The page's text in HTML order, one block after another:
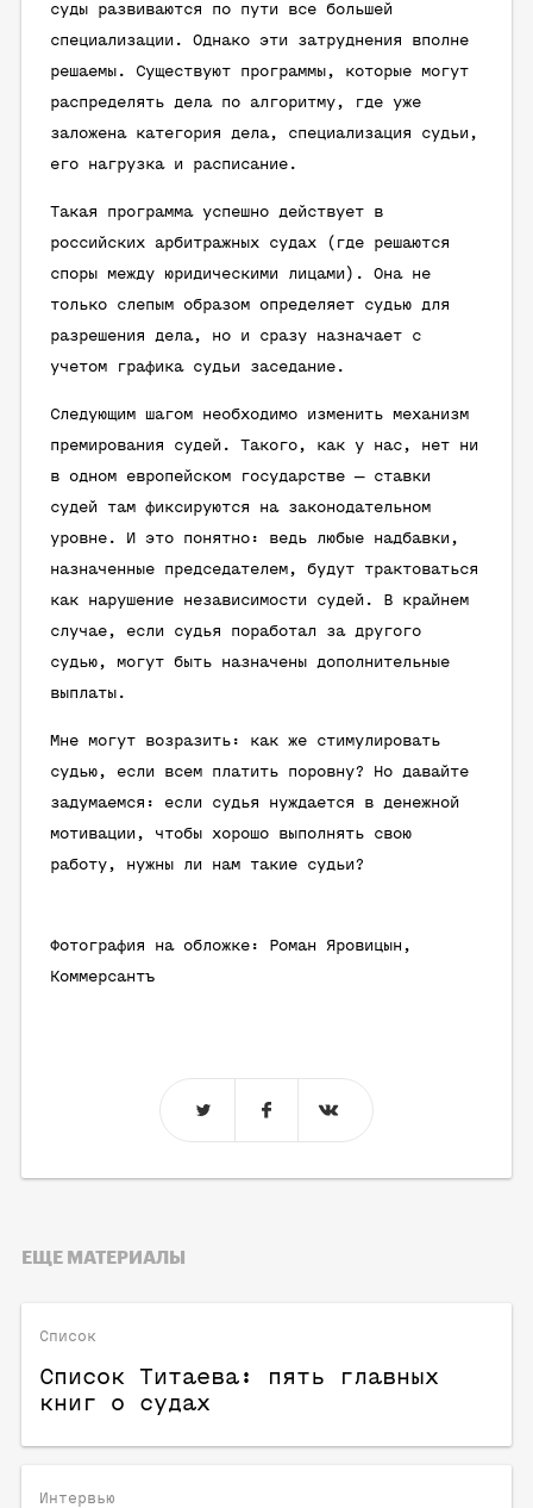
суды развиваются по пути все большей
специализации. Однако эти затруднения вполне
решаемы. Существуют программы, которые могут
распределять дела по алгоритму, где уже
заложена категория дела, специализация судьи,
его нагрузка и расписание.
Такая программа успешно действует в
российских арбитражных судах (где решаются
споры между юридическими лицами). Она не
только слепым образом определяет судью для
разрешения дела, но и сразу назначает с
учетом графика судьи заседание.
Следующим шагом необходимо изменить механизм
премирования судей. Такого, как у нас, нет ни
в одном европейском государстве — ставки
судей там фиксируются на законодательном
уровне. И это понятно: ведь любые надбавки,
назначенные председателем, будут трактоваться
как нарушение независимости судей. В крайнем
случае, если судья поработал за другого
судью, могут быть назначены дополнительные
выплаты.
Мне могут возразить: как же стимулировать
судью, если всем платить поровну? Но давайте
задумаемся: если судья нуждается в денежной
мотивации, чтобы хорошо выполнять свою
работу, нужны ли нам такие судьи?
Фотография на обложке: Роман Яровицын,
Коммерсантъ
ЕЩЕ МАТЕРИАЛЫ
Список
Список Титаева: пять главных
книг о судах
Интервью